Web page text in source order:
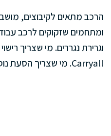
הרכב מתאים לקיבוצים,
ומתחמים שזקוקים לרכב
Carryall. מי שצריך הסעת נוסעים – צריך PTV או Drive2.